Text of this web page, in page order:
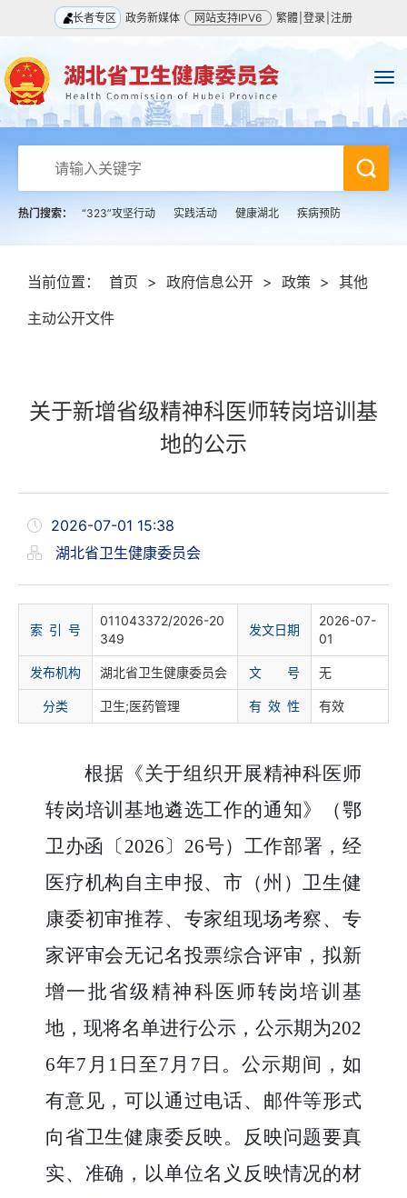
长者专区 政务新媒体 网站支持IPV6 繁體 登录 注册
热门搜索： “323”攻坚行动 实践活动 健康湖北 疾病预防
当前位置： 首页 > 政府信息公开 > 政策 > 其他
主动公开文件
关于新增省级精神科医师转岗培训基
地的公示
2026-07-01 15:38
湖北省卫生健康委员会
索 引 号
011043372/2026-20
349
发文日期
2026-07-
01
发布机构 湖北省卫生健康委员会 文 号 无
分类 卫生;医药管理 有 效 性 有效
根据《关于组织开展精神科医师
转岗培训基地遴选工作的通知》（鄂
卫办函〔 2026〕 26号）工作部署，经
医疗机构自主申报、市（州）卫生健
康委初审推荐、专家组现场考察、专
家评审会无记名投票综合评审，拟新
增一批省级精神科医师转岗培训基
地，现将名单进行公示，公示期为202
6年7 月 1 日至7 月 7 日。公示期间，如
有意见，可以通过电话、邮件等形式
向省卫生健康委反映。反映问题要真
实、准确，以单位名义反映情况的材